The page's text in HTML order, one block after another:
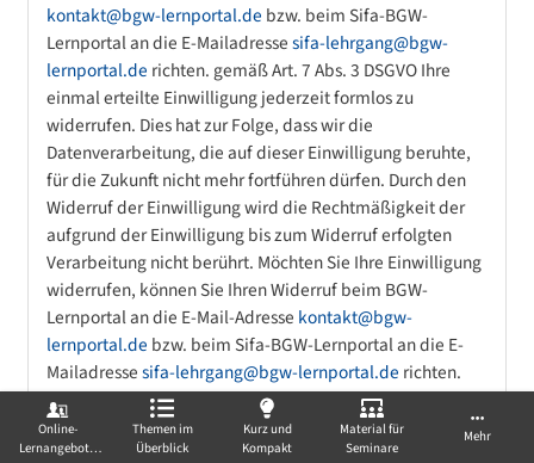
Online-
Lernangebote
Themen im
Überblick
Kurz und
Kompakt
Material für
Seminare
Mehr
kontakt@bgw-lernportal.de bzw. beim Sifa-BGW-
Lernportal an die E-Mailadressesifa-lehrgang@bgw-
lernportal.de richten. gemäß Art. 7 Abs. 3 DSGVO Ihre
einmal erteilte Einwilligung jederzeit formlos zu
widerrufen. Dies hat zur Folge, dass wir die
Datenverarbeitung, die auf dieser Einwilligung beruhte,
für die Zukunft nicht mehr fortführen dürfen. Durch den
Widerruf der Einwilligung wird die Rechtmäßigkeit der
aufgrund der Einwilligung bis zum Widerruf erfolgten
Verarbeitung nicht berührt. Möchten Sie Ihre Einwilligung
widerrufen, können Sie Ihren Widerruf beim BGW-
Lernportal an die E-Mail-Adresse kontakt@bgw-
lernportal.de bzw. beim Sifa-BGW-Lernportal an die E-
Mailadressesifa-lehrgang@bgw-lernportal.de richten.
sich gemäß Art. 77 DSGVO bei einer Aufsichtsbehörde zu
beschweren. In der Regel können Sie sich hierfür an den
Bundesbeauftragten für den Datenschutz und die